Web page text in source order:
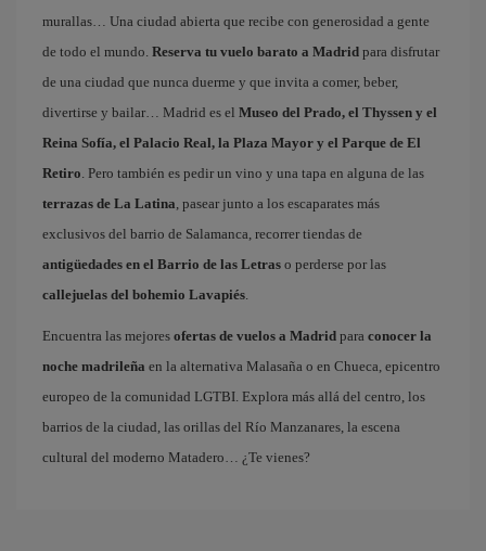
murallas… Una ciudad abierta que recibe con generosidad a gente
de todo el mundo. Reserva tu vuelo barato a Madrid para disfrutar
de una ciudad que nunca duerme y que invita a comer, beber,
divertirse y bailar… Madrid es el Museo del Prado, el Thyssen y el
Reina Sofía, el Palacio Real, la Plaza Mayor y el Parque de El
Retiro. Pero también es pedir un vino y una tapa en alguna de las
terrazas de La Latina, pasear junto a los escaparates más
exclusivos del barrio de Salamanca, recorrer tiendas de
antigüedades en el Barrio de las Letras o perderse por las
callejuelas del bohemio Lavapiés.
Encuentra las mejores ofertas de vuelos a Madrid para conocer la
noche madrileña en la alternativa Malasaña o en Chueca, epicentro
europeo de la comunidad LGTBI. Explora más allá del centro, los
barrios de la ciudad, las orillas del Río Manzanares, la escena
cultural del moderno Matadero… ¿Te vienes?